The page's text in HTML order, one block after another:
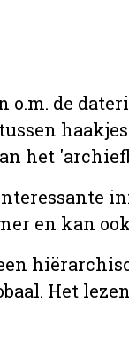
de
het
en kan
Het